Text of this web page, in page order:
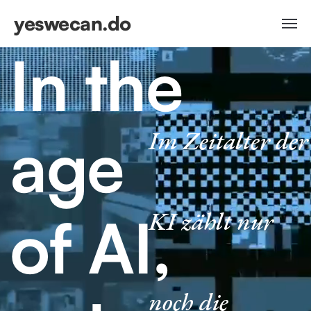
yeswecan.do
In the
age
of AI,
only
identity
Im Zeitalter der
KI zählt nur
noch die
Identität.